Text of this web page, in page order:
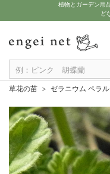
植物とガーデン用
ど
草花の苗 ゼラニウム ペラ
セール
草花 ハーブ・野菜苗